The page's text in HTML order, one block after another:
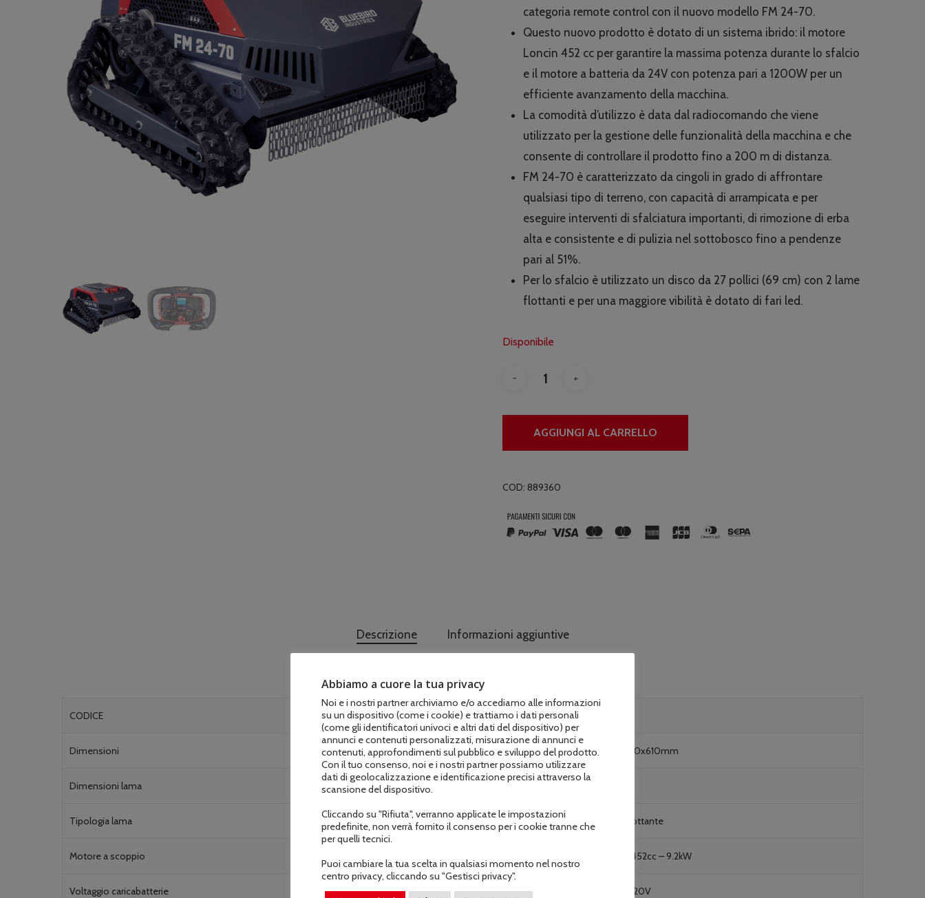
€8,950.00.€6,399.00.
categoria remote control con il nuovo modello FM 24-70.
Questo nuovo prodotto è dotato di un sistema ibrido: il motore
Loncin 452 cc per garantire la massima potenza durante lo sfalcio
e il motore a batteria da 24V con potenza pari a 1200W per un
efficiente avanzamento della macchina.
La comodità d’utilizzo è data dal radiocomando che viene
utilizzato per la gestione delle funzionalità della macchina e che
consente di controllare il prodotto fino a 200 m di distanza.
FM 24-70 è caratterizzato da cingoli in grado di affrontare
qualsiasi tipo di terreno, con capacità di arrampicata e per
eseguire interventi di sfalciatura importanti, di rimozione di erba
alta e consistente e di pulizia nel sottobosco fino a pendenze
pari al 51%.
Per lo sfalcio è utilizzato un disco da 27 pollici (69 cm) con 2 lame
flottanti e per una maggiore vibilità è dotato di fari led.
Disponibile
AGGIUNGI AL CARRELLO
COD: 889360
Descrizione Informazioni aggiuntive
CODICE
Dimensioni 990x1150x610mm
Dimensioni lama
Tipologia lama Lama flottante
Motore a scoppio Loncin 452cc – 9.2kW
Voltaggio caricabatterie AC110-220V
Abbiamo a cuore la tua privacy
Noi e i nostri partner archiviamo e/o accediamo alle informazioni
su un dispositivo (come i cookie) e trattiamo i dati personali
(come gli identificatori univoci e altri dati del dispositivo) per
annunci e contenuti personalizzati, misurazione di annunci e
contenuti, approfondimenti sul pubblico e sviluppo del prodotto.
Con il tuo consenso, noi e i nostri partner possiamo utilizzare
dati di geolocalizzazione e identificazione precisi attraverso la
scansione del dispositivo.
Cliccando su "Rifiuta", verranno applicate le impostazioni
predefinite, non verrà fornito il consenso per i cookie tranne che
per quelli tecnici.
Puoi cambiare la tua scelta in qualsiasi momento nel nostro
centro privacy, cliccando su "Gestisci privacy".